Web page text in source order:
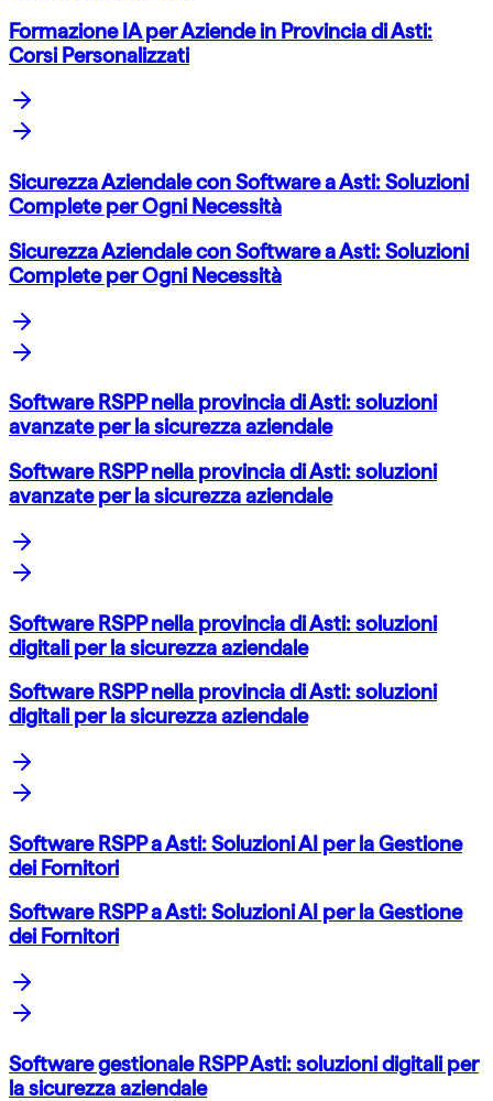
Formazione IA per Aziende in Provincia di Asti:
Corsi Personalizzati
Sicurezza Aziendale con Software a Asti: Soluzioni
Complete per Ogni Necessità
Sicurezza Aziendale con Software a Asti: Soluzioni
Complete per Ogni Necessità
Software RSPP nella provincia di Asti: soluzioni
avanzate per la sicurezza aziendale
Software RSPP nella provincia di Asti: soluzioni
avanzate per la sicurezza aziendale
Software RSPP nella provincia di Asti: soluzioni
digitali per la sicurezza aziendale
Software RSPP nella provincia di Asti: soluzioni
digitali per la sicurezza aziendale
Software RSPP a Asti: Soluzioni AI per la Gestione
dei Fornitori
Software RSPP a Asti: Soluzioni AI per la Gestione
dei Fornitori
Software gestionale RSPP Asti: soluzioni digitali per
la sicurezza aziendale